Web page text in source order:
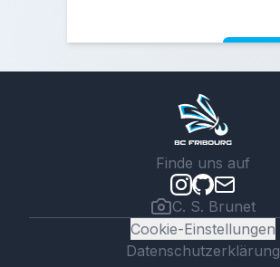
Finde uns auf
C. S. Brunet
Cookie-Einstellungen
Datenschutzerklärung